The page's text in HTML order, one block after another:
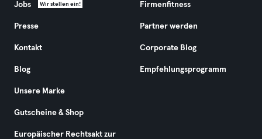
Jobs Wir stellen ein!
Presse
Kontakt
Blog
Unsere Marke
Gutscheine & Shop
Europäischer Rechtsakt zur
Firmenfitness
Partner werden
Corporate Blog
Empfehlungsprogramm